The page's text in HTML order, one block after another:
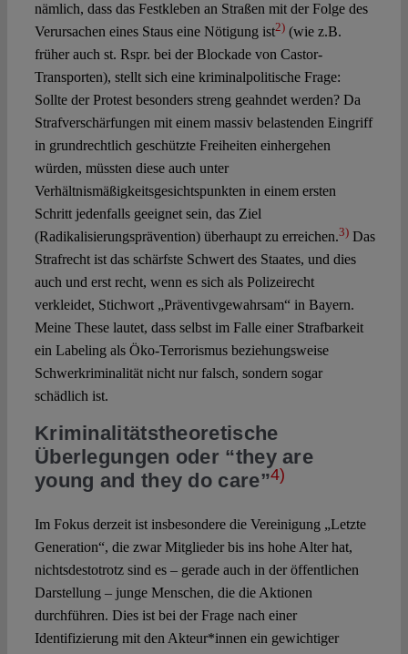
nämlich, dass das Festkleben an Straßen mit der Folge des
Verursachen eines Staus eine Nötigung ist2)(wie z.B.
früher auch st. Rspr. bei der Blockade von Castor-
Transporten), stellt sich eine kriminalpolitische Frage:
Sollte der Protest besonders streng geahndet werden? Da
Strafverschärfungen mit einem massiv belastenden Eingriff
in grundrechtlich geschützte Freiheiten einhergehen
würden, müssten diese auch unter
Verhältnismäßigkeitsgesichtspunkten in einem ersten
Schritt jedenfalls geeignet sein, das Ziel
(Radikalisierungsprävention) überhaupt zu erreichen.3)Das
Strafrecht ist das schärfste Schwert des Staates, und dies
auch und erst recht, wenn es sich als Polizeirecht
verkleidet, Stichwort „Präventivgewahrsam“ in Bayern.
Meine These lautet, dass selbst im Falle einer Strafbarkeit
ein Labeling als Öko-Terrorismus beziehungsweise
Schwerkriminalität nicht nur falsch, sondern sogar
schädlich ist.
Kriminalitätstheoretische
Überlegungen oder “they are
young and they do care”4)
Im Fokus derzeit ist insbesondere die Vereinigung „Letzte
Generation“, die zwar Mitglieder bis ins hohe Alter hat,
nichtsdestotrotz sind es – gerade auch in der öffentlichen
Darstellung – junge Menschen, die die Aktionen
durchführen. Dies ist bei der Frage nach einer
Identifizierung mit den Akteur*innen ein gewichtiger